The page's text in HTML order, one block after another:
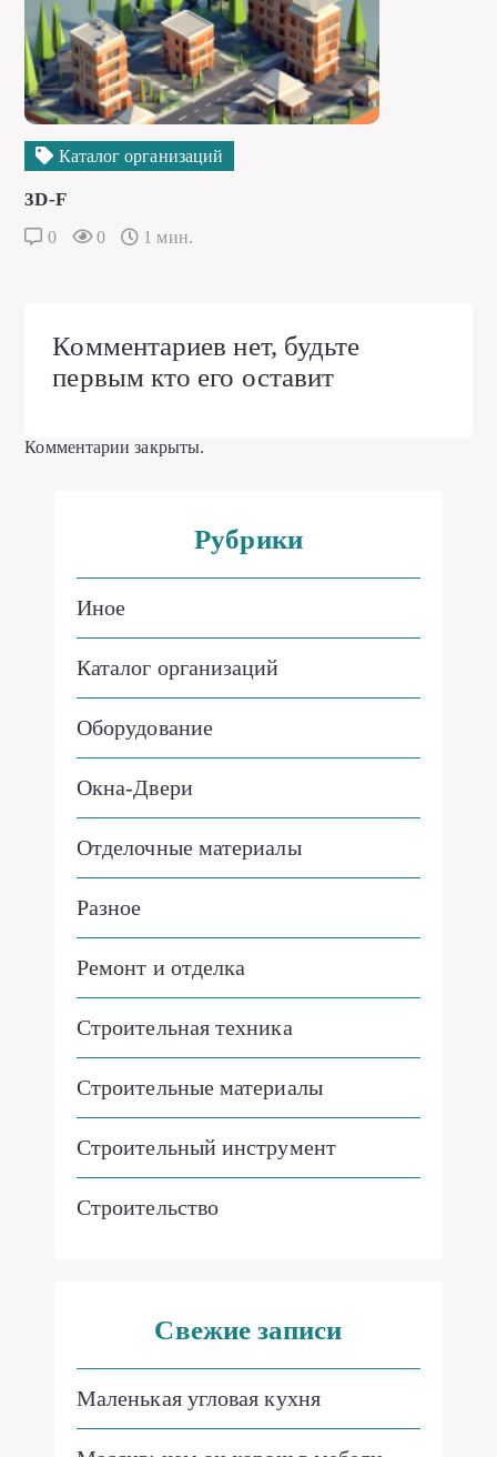
Каталог организаций
3D-F
0 0 1 мин.
Комментариев нет, будьте
первым кто его оставит
Комментарии закрыты.
Рубрики
Иное
Каталог организаций
Оборудование
Окна-Двери
Отделочные материалы
Разное
Ремонт и отделка
Строительная техника
Строительные материалы
Строительный инструмент
Строительство
Свежие записи
Маленькая угловая кухня